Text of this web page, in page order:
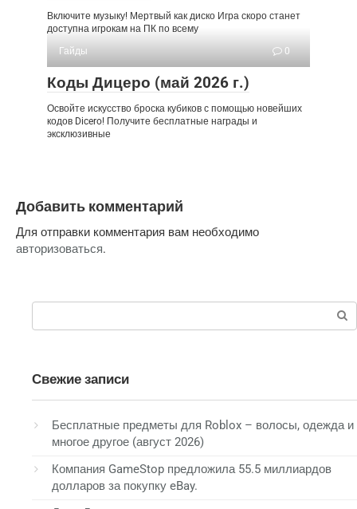
Включите музыку! Мертвый как диско Игра скоро станет
доступна игрокам на ПК по всему
Гайды
0
Коды Дицеро (май 2026 г.)
Освойте искусство броска кубиков с помощью новейших
кодов Dicero! Получите бесплатные награды и
эксклюзивные
Добавить комментарий
Для отправки комментария вам необходимо
авторизоваться.
Поиск:
Свежие записи
Бесплатные предметы для Roblox – волосы, одежда и
многое другое (август 2026)
Компания GameStop предложила 55.5 миллиардов
долларов за покупку eBay.